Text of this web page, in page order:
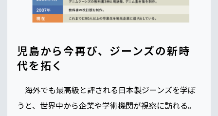
児島から今再び、ジーンズの新時
代を拓く
海外でも最高級と評される日本製ジーンズを学ぼ
うと、世界中から企業や学術機関が視察に訪れる。